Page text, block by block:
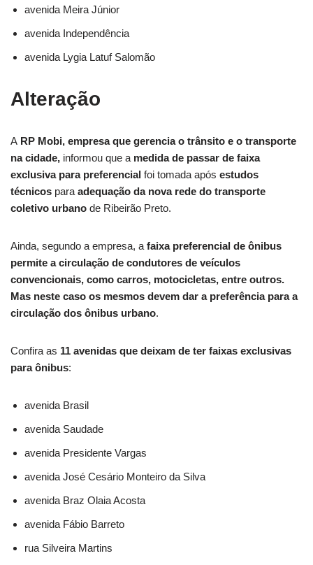
avenida Meira Júnior
avenida Independência
avenida Lygia Latuf Salomão
Alteração
A RP Mobi, empresa que gerencia o trânsito e o transporte
na cidade, informou que a medida de passar de faixa
exclusiva para preferencial foi tomada após estudos
técnicos para adequação da nova rede do transporte
coletivo urbano de Ribeirão Preto.
Ainda, segundo a empresa, a faixa preferencial de ônibus
permite a circulação de condutores de veículos
convencionais, como carros, motocicletas, entre outros.
Mas neste caso os mesmos devem dar a preferência para a
circulação dos ônibus urbano.
Confira as 11 avenidas que deixam de ter faixas exclusivas
para ônibus:
avenida Brasil
avenida Saudade
avenida Presidente Vargas
avenida José Cesário Monteiro da Silva
avenida Braz Olaia Acosta
avenida Fábio Barreto
rua Silveira Martins